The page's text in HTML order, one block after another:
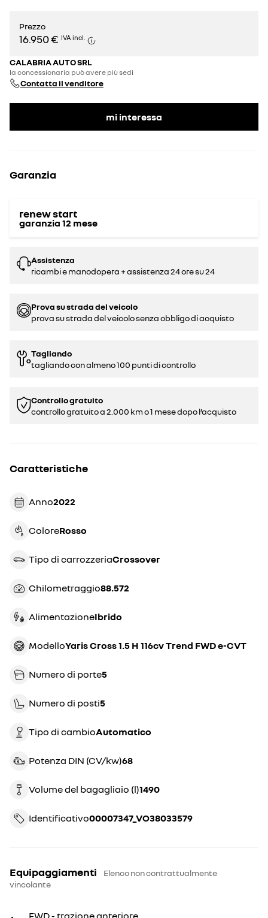
Prezzo
16.950 € IVA incl.
CALABRIA AUTO SRL
la concessionaria può avere più sedi
Contatta il venditore
mi interessa
Garanzia
renew start
garanzia 12 mese
Assistenza
ricambi e manodopera + assistenza 24 ore su 24
Prova su strada del veicolo
prova su strada del veicolo senza obbligo di acquisto
Tagliando
tagliando con almeno 100 punti di controllo
Controllo gratuito
controllo gratuito a 2.000 km o 1 mese dopo l’acquisto
Caratteristiche
Anno 2022
Colore rosso
Tipo di carrozzeria crossover
Chilometraggio 88.572
Alimentazione Ibrido
Modello Yaris Cross 1.5 H 116cv Trend FWD e-CVT
Numero di porte5
Numero di posti5
Tipo di cambio automatico
Potenza DIN (CV/kw) 68
Volume del bagagliaio (l) 1490
Identificativo 00007347_VO38033579
Equipaggiamenti
Elenco non contrattualmente
vincolante
FWD - trazione anteriore